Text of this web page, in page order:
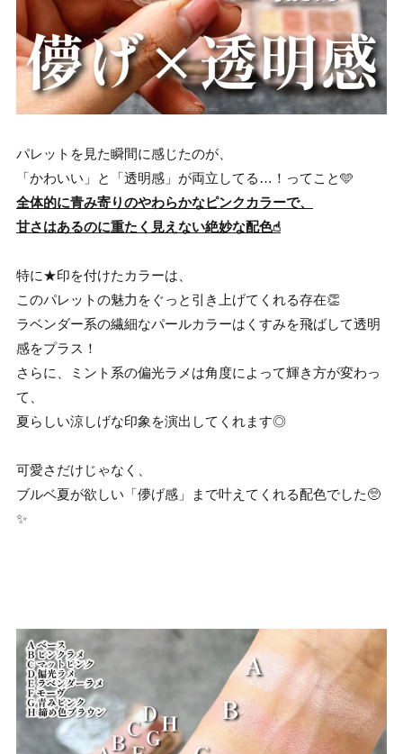
パレットを見た瞬間に感じたのが、
「かわいい」と「透明感」が両立してる…！ってこと🩵
全体的に青み寄りのやわらかなピンクカラーで、
甘さはあるのに重たく見えない絶妙な配色☝︎
特に★印を付けたカラーは、
このパレットの魅力をぐっと引き上げてくれる存在👏
ラベンダー系の繊細なパールカラーはくすみを飛ばして透明
感をプラス！
さらに、ミント系の偏光ラメは角度によって輝き方が変わっ
て、
夏らしい涼しげな印象を演出してくれます◎
可愛さだけじゃなく、
ブルベ夏が欲しい「儚げ感」まで叶えてくれる配色でした🥺
✨